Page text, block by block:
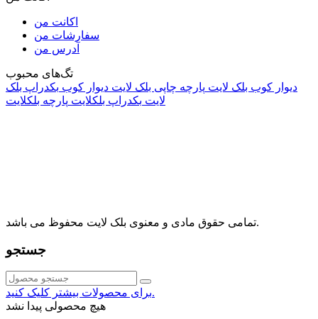
اکانت من
سفارشات من
آدرس من
تگ‌های محبوب
دیوار کوب بلک لایت پارچه چاپی بلک لایت دیوار کوب بکدراپ بلک
لایت بکدراپ بلکلایت پارچه بلکلایت
تمامی حقوق مادی و معنوی بلک لایت محفوظ می باشد.
جستجو
برای محصولات بیشتر کلیک کنید.
هیچ محصولی پیدا نشد